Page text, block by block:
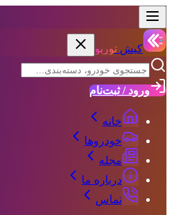
کیش توربو
ورود / ثبت‌نام
خانه
خودروها
مجله
درباره ما
تماس